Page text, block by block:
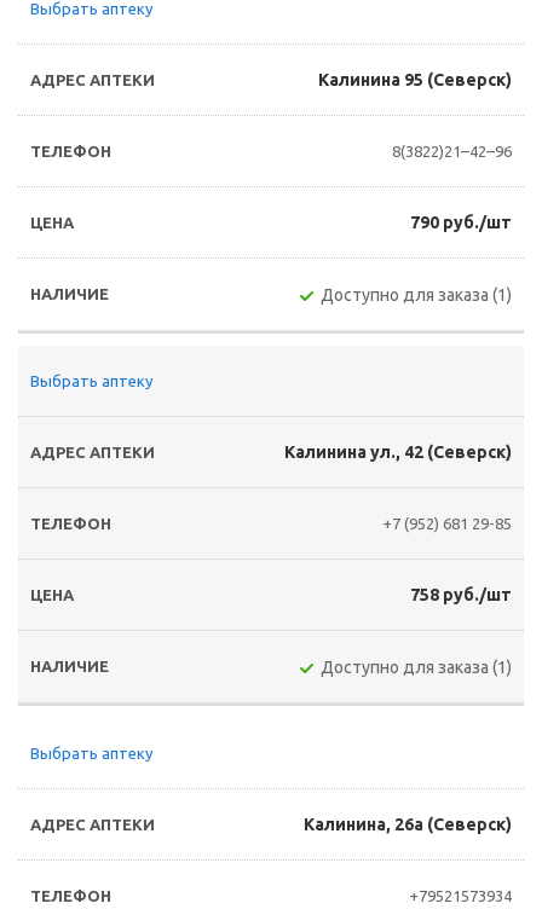
Выбрать аптеку
Калинина 95 (Северск)
8(3822)21–42–96
790 руб./шт
Доступно для заказа (1)
Выбрать аптеку
Калинина ул., 42 (Северск)
+7 (952) 681 29-85
758 руб./шт
Доступно для заказа (1)
Выбрать аптеку
Калинина, 26а (Северск)
+79521573934